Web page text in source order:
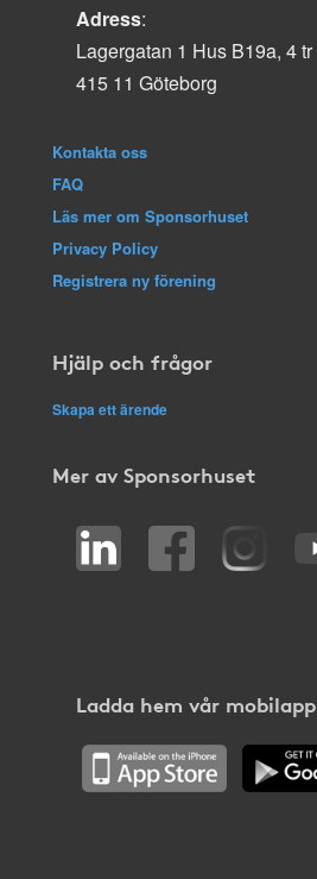
Adress:
Lagergatan 1 Hus B19a, 4 tr
415 11 Göteborg
Kontakta oss
FAQ
Läs mer om Sponsorhuset
Privacy Policy
Registrera ny förening
Hjälp och frågor
Skapa ett ärende
Mer av Sponsorhuset
Ladda hem vår mobilapp